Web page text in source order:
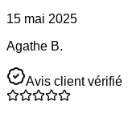
15 mai 2025
Agathe B.
Avis client vérifié